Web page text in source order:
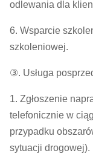
odlewania dla
6. Wsparcie
szkoleniowej.
③. Usługa
1. Zgłoszenie
telefonicznie w
przypadku
sytuacji drogowej).